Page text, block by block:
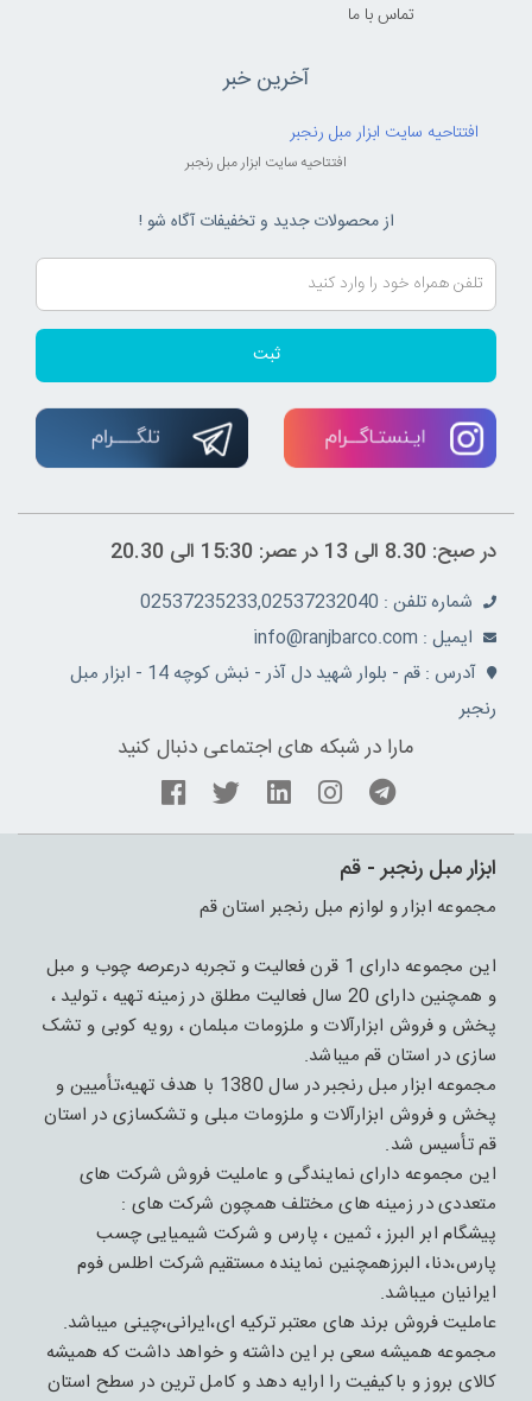
تماس با ما
آخرین خبر
افتتاحیه سایت ابزار مبل رنجبر
افتتاحیه سایت ابزار مبل رنجبر
از محصولات جدید و تخفیفات آگاه شو !
ثبت
در صبح: 8.30 الی 13 در عصر: 15:30 الی 20.30
شماره تلفن : 02537235233,02537232040
ايميل : info@ranjbarco.com
آدرس : قم - بلوار شهید دل آذر - نبش کوچه 14 - ابزار مبل
رنجبر
مارا در شبکه های اجتماعی دنبال کنید
ابزار مبل رنجبر - قم
مجموعه ابزار و لوازم مبل رنجبر استان قم
این مجموعه دارای 1 قرن فعالیت و تجربه درعرصه چوب و مبل
و همچنین دارای 20 سال فعالیت مطلق در زمینه تهیه ، تولید ،
پخش و فروش ابزارآلات و ملزومات مبلمان ، رویه کوبی و تشک
سازی در استان قم میباشد.
مجموعه ابزار مبل رنجبر در سال 1380 با هدف تهیه،تأمیین و
پخش و فروش ابزارآلات و ملزومات مبلی و تشکسازی در استان
قم تأسیس شد.
این مجموعه دارای نمایندگی و عاملیت فروش شرکت های
متعددی در زمینه های مختلف همچون شرکت های :
پیشگام ابر البرز ، ثمین ، پارس و شرکت شیمیایی چسب
پارس،دنا، البرزهمچنین نماینده مستقیم شرکت اطلس فوم
ایرانیان میباشد.
عاملیت فروش برند های معتبر ترکیه ای،ایرانی،چینی میباشد.
مجموعه همیشه سعی بر این داشته و خواهد داشت که همیشه
کالای بروز و باکیفیت را ارایه دهد و کامل ترین در سطح استان